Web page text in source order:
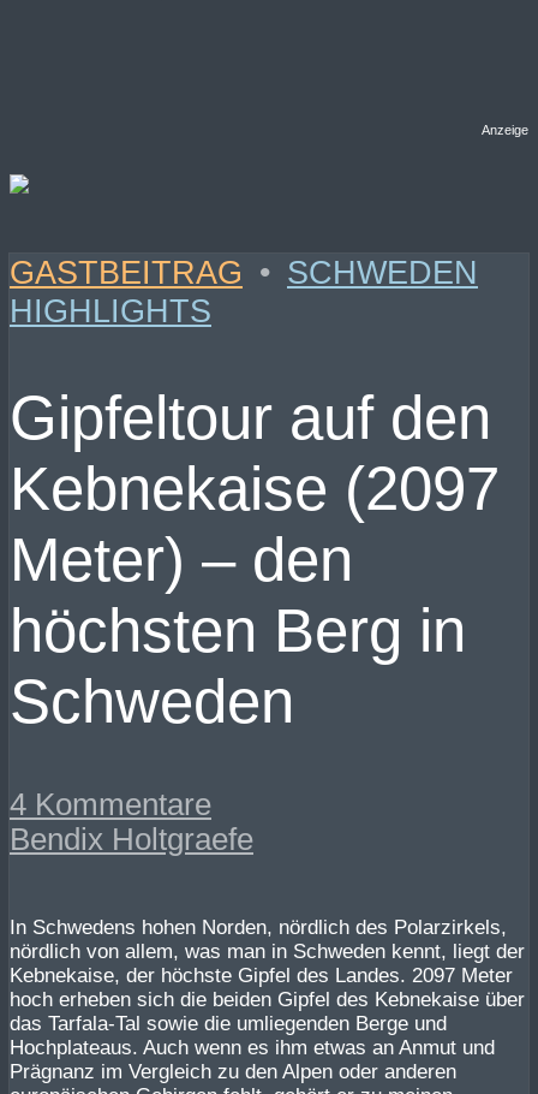
Anzeige
GASTBEITRAG • SCHWEDEN
HIGHLIGHTS
Gipfeltour auf den
Kebnekaise (2097
Meter) – den
höchsten Berg in
Schweden
4 Kommentare
Bendix Holtgraefe
In Schwedens hohen Norden, nördlich des Polarzirkels,
nördlich von allem, was man in Schweden kennt, liegt der
Kebnekaise, der höchste Gipfel des Landes. 2097 Meter
hoch erheben sich die beiden Gipfel des Kebnekaise über
das Tarfala-Tal sowie die umliegenden Berge und
Hochplateaus. Auch wenn es ihm etwas an Anmut und
Prägnanz im Vergleich zu den Alpen oder anderen